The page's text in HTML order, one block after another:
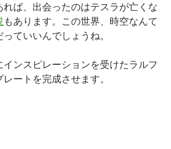
れば、出会ったのはテスラが亡くな
もあります。この世界、時空なんて
ていいんでしょうね。
ンスピレーションを受けたラルフ
ートを完成させます。